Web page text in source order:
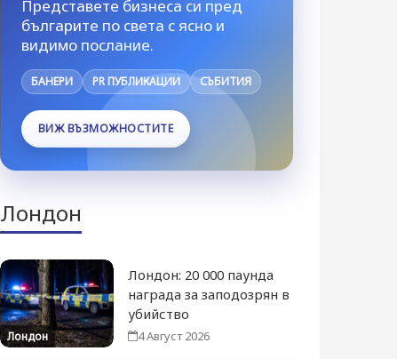
Представете бизнеса си пред
българите по света с ясно и
видимо послание.
БАНЕРИ PR ПУБЛИКАЦИИ СЪБИТИЯ
ВИЖ ВЪЗМОЖНОСТИТЕ
Лондон
Лондон
Лондон: 20 000 паунда
награда за заподозрян в
убийство
4 Август 2026